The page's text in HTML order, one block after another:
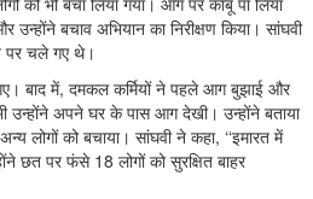
बचाव अभियान का निरीक्षण किया। सांघवी
पर चले गए थे।
बाद में, दमकल कर्मियों ने पहले आग बुझाई और
उन्होंने अपने घर के पास आग देखी। उन्होंने बताया
को बचाया। सांघवी ने कहा, ‘‘इमारत में
छत पर फंसे 18 लोगों को सुरक्षित बाहर